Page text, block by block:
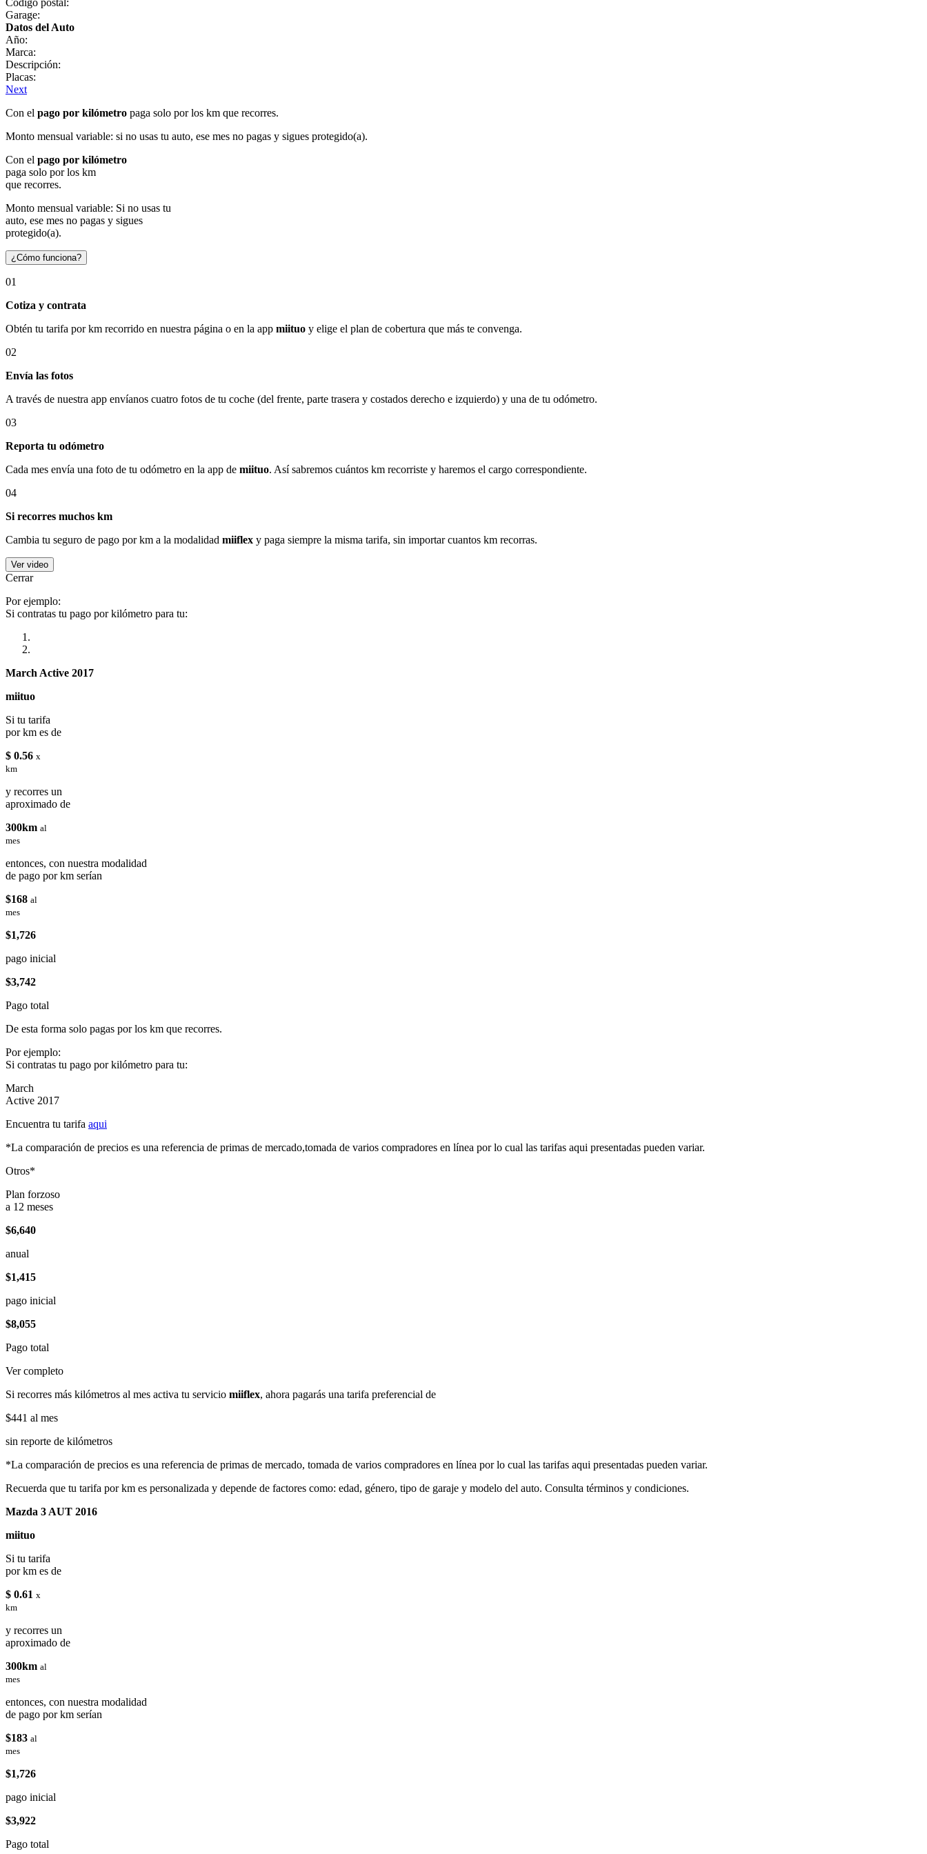
Garage:
Datos del Auto
Año:
Marca:
Descripción:
Placas:
Next
Con el pago por kilómetro paga solo por los km que recorres.
Monto mensual variable: si no usas tu auto, ese mes no pagas y sigues protegido(a).
Con el pago por kilómetro
paga solo por los km
que recorres.
Monto mensual variable: Si no usas tu
auto, ese mes no pagas y sigues
protegido(a).
¿Cómo funciona?
01
Cotiza y contrata
Obtén tu tarifa por km recorrido en nuestra página o en la app miituo y elige el plan de cobertura que más te convenga.
02
Envía las fotos
A través de nuestra app envíanos cuatro fotos de tu coche (del frente, parte trasera y costados derecho e izquierdo) y una de tu odómetro.
03
Reporta tu odómetro
Cada mes envía una foto de tu odómetro en la app de miituo. Así sabremos cuántos km recorriste y haremos el cargo correspondiente.
04
Si recorres muchos km
Cambia tu seguro de pago por km a la modalidad miiflex y paga siempre la misma tarifa, sin importar cuantos km recorras.
Ver video
Cerrar
Por ejemplo:
Si contratas tu pago por kilómetro para tu:
March Active 2017
miituo
Si tu tarifa
por km es de
$ 0.56 x
km
y recorres un
aproximado de
300km al
mes
entonces, con nuestra modalidad
de pago por km serían
$168 al
mes
$1,726
pago inicial
$3,742
Pago total
De esta forma solo pagas por los km que recorres.
Por ejemplo:
Si contratas tu pago por kilómetro para tu:
March
Active 2017
Encuentra tu tarifa aqui
*La comparación de precios es una referencia de primas de mercado,tomada de varios compradores en línea por lo cual las tarifas aqui presentadas pueden variar.
Otros*
Plan forzoso
a 12 meses
$6,640
anual
$1,415
pago inicial
$8,055
Pago total
Ver completo
Si recorres más kilómetros al mes activa tu servicio miiflex, ahora pagarás una tarifa preferencial de
$441 al mes
sin reporte de kilómetros
*La comparación de precios es una referencia de primas de mercado, tomada de varios compradores en línea por lo cual las tarifas aqui presentadas pueden variar.
Recuerda que tu tarifa por km es personalizada y depende de factores como: edad, género, tipo de garaje y modelo del auto. Consulta términos y condiciones.
Mazda 3 AUT 2016
miituo
Si tu tarifa
por km es de
$ 0.61 x
km
y recorres un
aproximado de
300km al
mes
entonces, con nuestra modalidad
de pago por km serían
$183 al
mes
$1,726
pago inicial
$3,922
Pago total